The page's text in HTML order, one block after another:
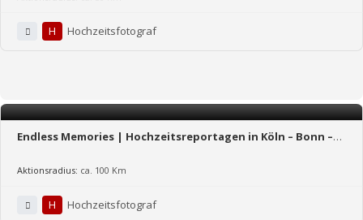
H Hochzeitsfotograf
Endless Memories | Hochzeitsreportagen in Köln – Bonn –
Aktionsradius: ca. 100 Km
H Hochzeitsfotograf